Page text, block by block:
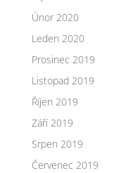
Únor 2020
Leden 2020
Prosinec 2019
Listopad 2019
Říjen 2019
Září 2019
Srpen 2019
Červenec 2019